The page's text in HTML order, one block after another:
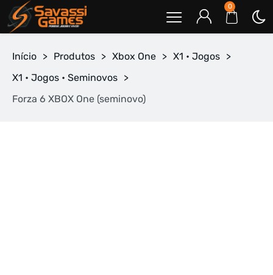
0
Início > Produtos > Xbox One > X1 • Jogos >
X1 • Jogos • Seminovos >
Forza 6 XBOX One (seminovo)